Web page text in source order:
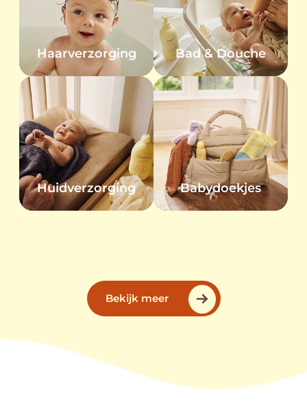
Haarverzorging Bad & Douche
Huidverzorging Babydoekjes
Bekijk meer